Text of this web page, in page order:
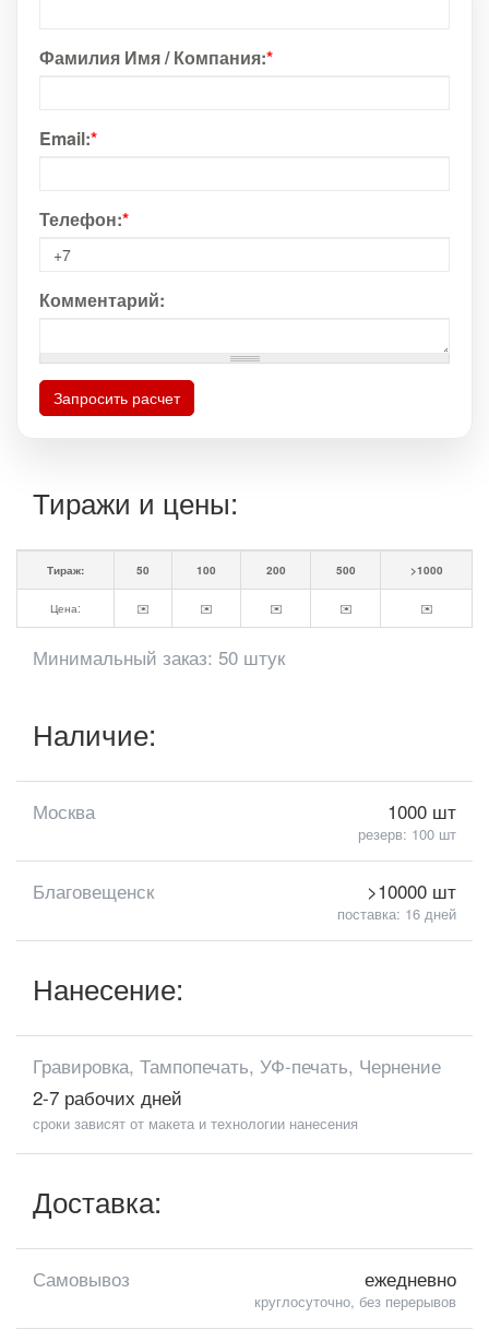
Фамилия Имя / Компания:*
Email:*
Телефон:*
Комментарий:
Запросить расчет
Тиражи и цены:
Тираж: 50 100 200 500 >1000
Цена: ✉️ ✉️ ✉️ ✉️ ✉️
Минимальный заказ: 50 штук
Наличие:
Москва 1000 шт
резерв: 100 шт
Благовещенск >10000 шт
поставка: 16 дней
Нанесение:
Гравировка, Тампопечать, УФ-печать, Чернение
2-7 рабочих дней
сроки зависят от макета и технологии нанесения
Доставка:
Самовывоз ежедневно
круглосуточно, без перерывов